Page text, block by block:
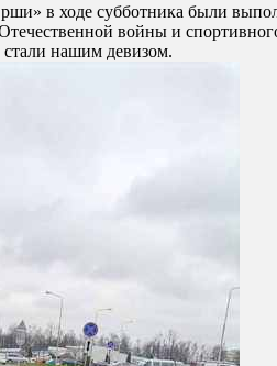
в ходе субботника были
войны и
нашим девизом.